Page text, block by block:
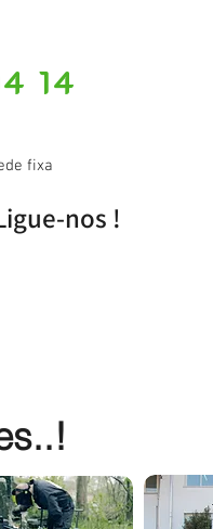
14
fixa
nos !